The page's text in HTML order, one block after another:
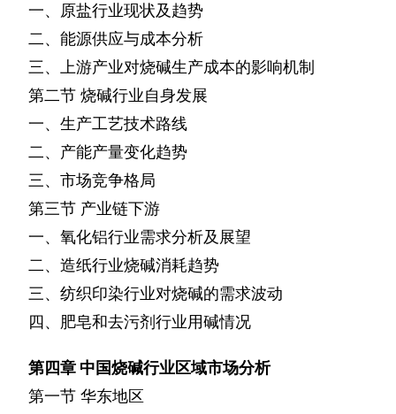
一、原盐行业现状及趋势
二、能源供应与成本分析
三、上游产业对烧碱生产成本的影响机制
第二节 烧碱行业自身发展
一、生产工艺技术路线
二、产能产量变化趋势
三、市场竞争格局
第三节 产业链下游
一、氧化铝行业需求分析及展望
二、造纸行业烧碱消耗趋势
三、纺织印染行业对烧碱的需求波动
四、肥皂和去污剂行业用碱情况
第四章 中国烧碱行业区域市场分析
第一节 华东地区